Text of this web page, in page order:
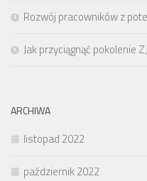
Rozwój pracowników z
Jak przyciągnąć pokolenie
ARCHIWA
listopad 2022
październik 2022